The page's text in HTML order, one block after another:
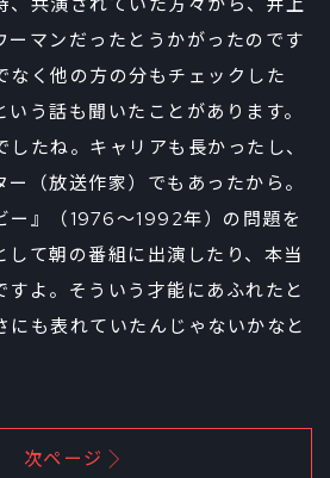
ーマンだったとうかがったのです
なく他の方の分もチェックした
う話も聞いたことがあります。
たね。キャリアも長かったし、
（放送作家）でもあったから。
ー』（1976～1992年）の問題を
して朝の番組に出演したり、本当
すよ。そういう才能にあふれたと
にも表れていたんじゃないかなと
次ページ